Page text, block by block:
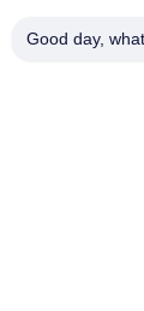
Good day,